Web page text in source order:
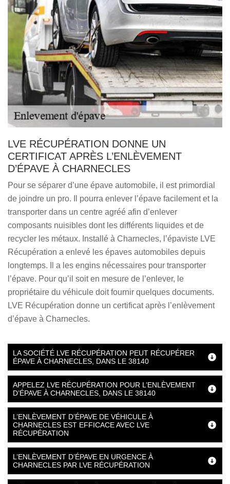
LVE RÉCUPÉRATION DONNE UN
CERTIFICAT APRÈS L’ENLÈVEMENT
D’ÉPAVE À CHARNECLES
Pour se séparer d’une épave automobile, il est primordial
de joindre un pro. Il pourra enlever l’épave facilement et la
transporter dans un centre agréé afin d’enlever
composants nuisibles dont les différents liquides et de
recycler les métaux. Installé à Charnecles, l’épaviste LVE
Récupération a enlevé les épaves automobiles depuis
longtemps. Il a les engins nécessaires pour transporter
l’épave. Pour qu’il soit en mesure de l’enlever, le
propriétaire du véhicule doit fournir quelques documents.
LVE Récupération donne un certificat après l’enlèvement
d’épave à Charnecles.
LA SOCIÉTÉ LVE RÉCUPÉRATION PEUT RÉCUPÉRER
ÉPAVE À CHARNECLES, DANS LE 38140
APPELEZ LVE RÉCUPÉRATION POUR L’ENLÈVEMENT
D’ÉPAVE À CHARNECLES, DANS LE 38140
L’ENLÈVEMENT D’ÉPAVE DE VÉHICULE À
CHARNECLES EST EFFICACE AVEC LVE
RÉCUPÉRATION
L’ENLÈVEMENT D’ÉPAVE EN URGENCE À
CHARNECLES PAR LVE RÉCUPÉRATION